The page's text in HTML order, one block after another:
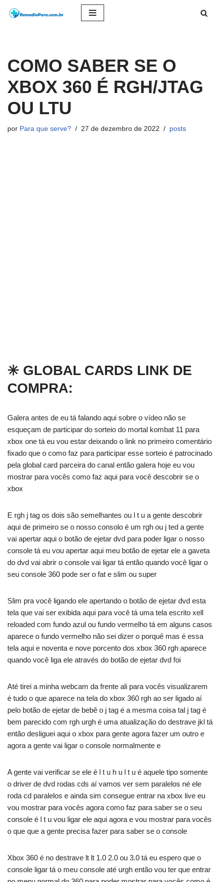
conteúdo
COMO SABER SE O
XBOX 360 É RGH/JTAG
OU LTU
por Para que serve? 27 de dezembro de 2022 posts
✳️ GLOBAL CARDS LINK DE
COMPRA:
Galera antes de eu tá falando aqui sobre o vídeo não se
esqueçam de participar do sorteio do mortal kombat 11 para
xbox one tá eu vou estar deixando o link no primeiro comentário
fixado que o como faz para participar esse sorteio é patrocinado
pela global card parceira do canal então galera hoje eu vou
mostrar para vocês como faz aqui para você descobrir se o
xbox
E rgh j tag os dois são semelhantes ou l t u a gente descobrir
aqui de primeiro se o nosso consolo é um rgh ou j ted a gente
vai apertar aqui o botão de ejetar dvd para poder ligar o nosso
console tá eu vou apertar aqui meu botão de ejetar ele a gaveta
do dvd vai abrir o console vai ligar tá então quando você ligar o
seu console 360 pode ser o fat e slim ou super
Slim pra você ligando ele apertando o botão de ejetar dvd esta
tela que vai ser exibida aqui para você tá uma tela escrito xell
reloaded com fundo azul ou fundo vermelho tá em alguns casos
aparece o fundo vermelho não sei dizer o porquê mas é essa
tela aqui e noventa e nove porcento dos xbox 360 rgh aparece
quando você liga ele através do botão de ejetar dvd foi
Até tirei a minha webcam da frente ali para vocês visualizarem
é tudo o que aparece na tela do xbox 360 rgh ao ser ligado aí
pelo botão de ejetar de bebê o j tag é a mesma coisa tal j tag é
bem parecido com rgh urgh é uma atualização do destrave jkl tá
então desliguei aqui o xbox para gente agora fazer um outro e
agora a gente vai ligar o console normalmente e
A gente vai verificar se ele é l t u h u l t u é aquele tipo somente
o driver de dvd rodas cds aí vamos ver sem paralelos né ele
roda cd paralelos e ainda sim consegue entrar na xbox live eu
vou mostrar para vocês agora como faz para saber se o seu
console é l t u vou ligar ele aqui agora e vou mostrar para vocês
o que que a gente precisa fazer para saber se o console
Xbox 360 é no destrave lt lt 1.0 2.0 ou 3.0 tá eu espero que o
console ligar tá o meu console até urgh então vou ter que entrar